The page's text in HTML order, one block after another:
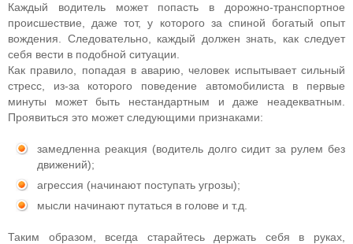
Каждый водитель может попасть в дорожно-транспортное
происшествие, даже тот, у которого за спиной богатый опыт
вождения. Следовательно, каждый должен знать, как следует
себя вести в подобной ситуации.
Как правило, попадая в аварию, человек испытывает сильный
стресс, из-за которого поведение автомобилиста в первые
минуты может быть нестандартным и даже неадекватным.
Проявиться это может следующими признаками:
замедленна реакция (водитель долго сидит за рулем без
движений);
агрессия (начинают поступать угрозы);
мысли начинают путаться в голове и т.д.
Таким образом, всегда старайтесь держать себя в руках,